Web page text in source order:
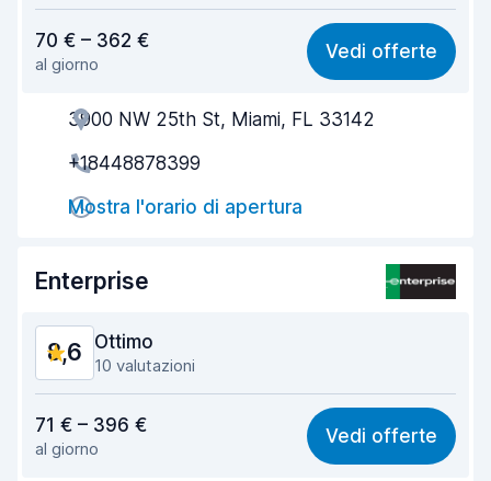
8,4
Facile da trovare 8,9
Gentilezza degli agenti
Rapidità del ritiro
Rapidità della riconsegna
8,4
70 € – 362 €
al giorno
Vedi offerte
3900 NW 25th St, Miami, FL 33142
+18448878399
Mostra l'orario di apertura
Enterprise
8,6 Ottimo
10 valutazioni
8,4
Facile da trovare 8,1
71 € – 396 €
al giorno
Vedi offerte